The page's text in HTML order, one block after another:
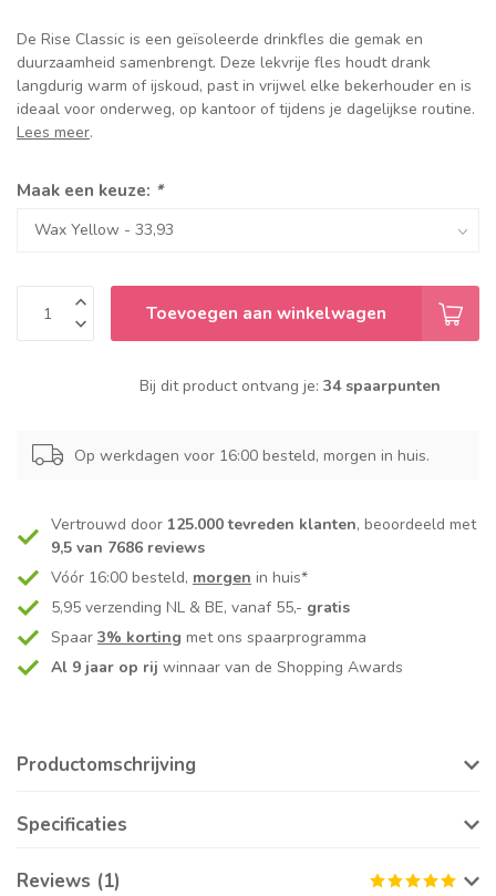
De Rise Classic is een geïsoleerde drinkfles die gemak en
duurzaamheid samenbrengt. Deze lekvrije fles houdt drank
langdurig warm of ijskoud, past in vrijwel elke bekerhouder en is
ideaal voor onderweg, op kantoor of tijdens je dagelijkse routine.
Lees meer.
Maak een keuze: *
Toevoegen aan winkelwagen
Bij dit product ontvang je: 34 spaarpunten
Op werkdagen voor 16:00 besteld, morgen in huis.
Vertrouwd door 125.000 tevreden klanten, beoordeeld met
9,5 van 7686 reviews
Vóór 16:00 besteld, morgen in huis*
5,95 verzending NL & BE, vanaf 55,- gratis
Spaar 3% korting met ons spaarprogramma
Al 9 jaar op rij winnaar van de Shopping Awards
Productomschrijving
Specificaties
Reviews (1)